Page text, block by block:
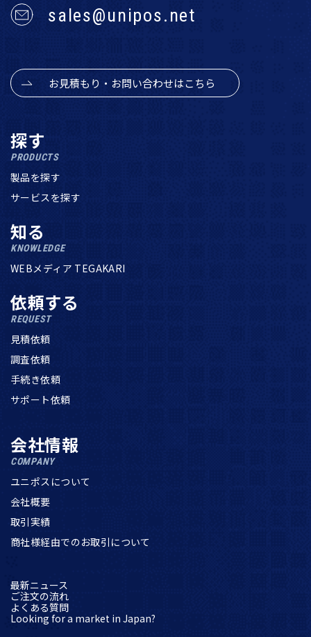
sales@unipos.net
お見積もり・お問い合わせはこちら
探す
PRODUCTS
製品を探す
サービスを探す
知る
KNOWLEDGE
WEBメディア TEGAKARI
依頼する
REQUEST
見積依頼
調査依頼
手続き依頼
サポート依頼
会社情報
COMPANY
ユニポスについて
会社概要
取引実績
商社様経由でのお取引について
最新ニュース
ご注文の流れ
よくある質問
Looking for a market in Japan?